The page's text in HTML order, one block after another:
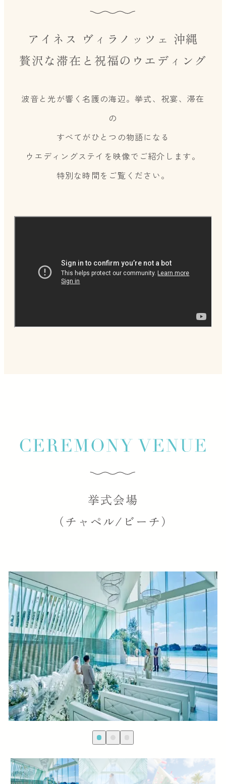
アイネス ヴィラノッツェ 沖縄
贅沢な滞在と祝福のウエディング
波音と光が響く名護の海辺。挙式、祝宴、滞在
の
すべてがひとつの物語になる
ウエディングステイを映像でご紹介します。
特別な時間をご覧ください。
挙式会場
（チャペル/ビーチ）